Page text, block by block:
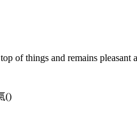
of things and remains pleasant
()